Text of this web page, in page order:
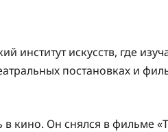
искусств, где
постановках и
кино. Он снялся в фильме